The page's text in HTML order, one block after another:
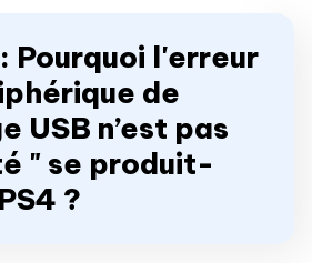
Pourquoi l'erreur
de
USB n’est pas
" se produit-
?